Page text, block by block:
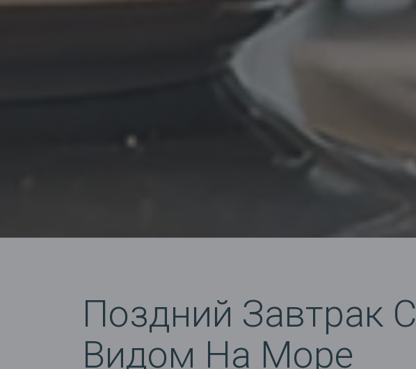
Поздний Завтрак С
Видом На Море